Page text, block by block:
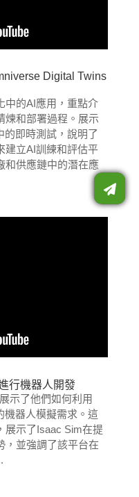
Digital Twins
中的AI應用，重點介
煉和部署過程。展示
的即時測試，說明了
建立AI訓練和評估平
和供應鏈中的潛在應
行機器人開發
示了他們如何利用
機器人模擬需求。這
展示了Isaac Sim在提
，並強調了該平台在